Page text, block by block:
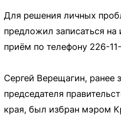
Для решения личных
предложил записаться
приём по телефону 226-
Сергей Верещагин, ранее
председателя
края, был избран мэром